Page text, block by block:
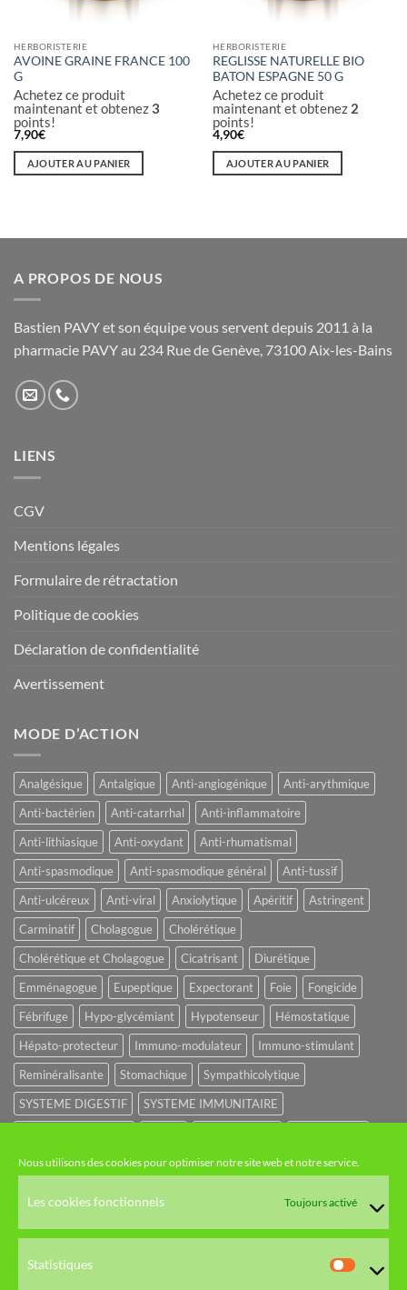
Nous utilisons des cookies pour optimiser notre site web et notre service.
Les cookies fonctionnels Toujours activé
Statistiques
produit
HERBORISTERIE
AVOINE GRAINE FRANCE 100
G
Achetez ce produit
maintenant et obtenez3
points!
7,90€
AJOUTER AU PANIER
HERBORISTERIE
REGLISSE NATURELLE BIO
BATON ESPAGNE 50 G
Achetez ce produit
maintenant et obtenez 2
points!
4,90€
AJOUTER AU PANIER
A PROPOS DE NOUS
Bastien PAVY et son équipe vous servent depuis 2011 à la
pharmacie PAVY au 234 Rue de Genève, 73100 Aix-les-Bains
LIENS
CGV
Mentions légales
Formulaire de rétractation
Politique de cookies
Déclaration de confidentialité
Avertissement
MODE D’ACTION
Analgésique Antalgique Anti-angiogénique
Anti-arythmique
Anti-bactérien
Anti-catarrhal
Anti-inflammatoire
Anti-lithiasique
Anti-oxydant
Anti-rhumatismal
Anti-spasmodique
Anti-spasmodique général
Anti-tussif
Anti-ulcéreux
Anti-viral Anxiolytique Apéritif
Astringent
Carminatif
Cholagogue
Cholérétique
Cholérétique et Cholagogue
Cicatrisant
Diurétique
Emménagogue
Eupeptique Expectorant Foie
Fongicide
Fébrifuge
Hypo-glycémiant Hypotenseur
Hémostatique
Hépato-protecteur
Immuno-modulateur
Immuno-stimulant
Reminéralisante
Stomachique
Sympathicolytique
SYSTEME DIGESTIF
SYSTEME IMMUNITAIRE
NOS CATÉGORIES